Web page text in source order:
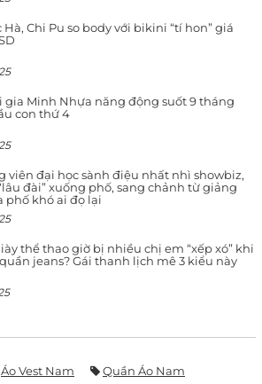
Hà, Chi Pu so body với bikini “tí hon” giá
gia Minh Nhựa năng động suốt 9 tháng
con thứ 4
viên đại học sành điệu nhất nhì showbiz,
đài” xuống phố, sang chảnh từ giảng
phố khó ai đọ lại
thể thao giờ bị nhiều chị em “xếp xó” khi
jeans? Gái thanh lịch mê 3 kiểu này
Áo Vest Nam Quần Áo Nam